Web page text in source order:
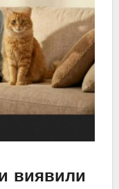
виявили